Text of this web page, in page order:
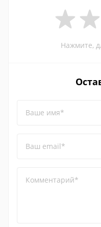
Нажмите,
Ваше имя*
Ваш email*
Комментарий*